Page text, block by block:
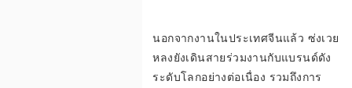
นอกจากงานในประเทศจีนแล้ว ซ่งเวย
หลงยังเดินสายร่วมงานกับแบรนด์ดัง
ระดับโลกอย่างต่อเนื่อง รวมถึงการ